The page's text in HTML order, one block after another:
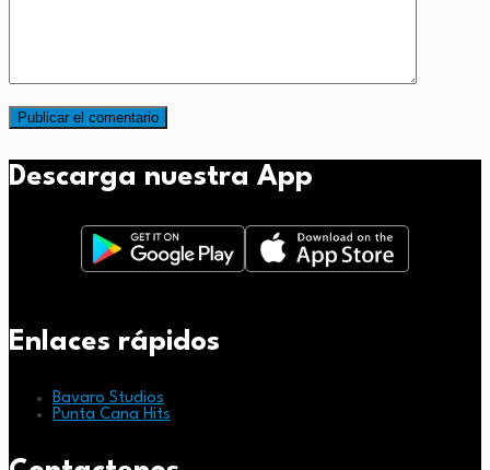
Descarga nuestra App
Enlaces rápidos
Bavaro Studios
Punta Cana Hits